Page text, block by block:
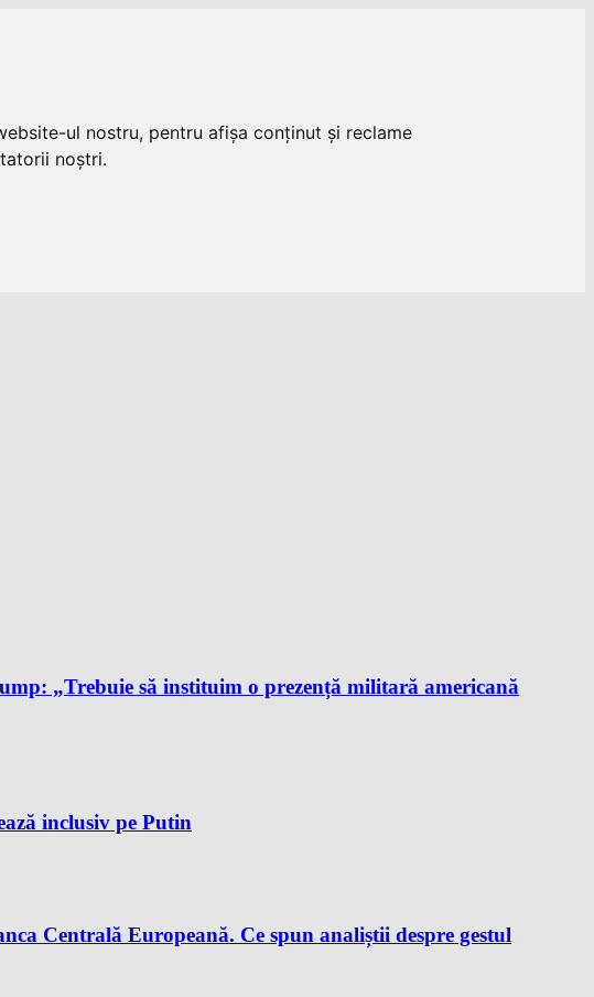
ul nostru, pentru afișa conținut și reclame
noștri.
„Trebuie să instituim o prezență militară americană
inclusiv pe Putin
Centrală Europeană. Ce spun analiștii despre gestul